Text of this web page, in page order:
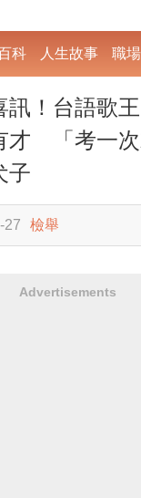
科 人生故事 職
訊！台語歌
才 「考一次
子
27 檢舉
Advertisements